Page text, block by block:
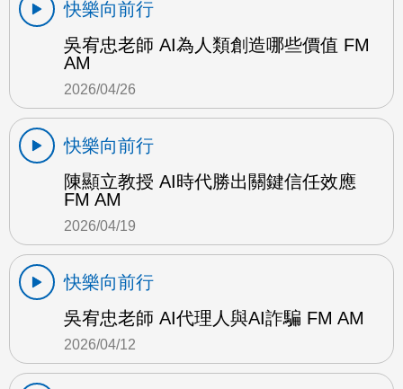
快樂向前行
吳宥忠老師 AI為人類創造哪些價值 FM
AM
2026/04/26
快樂向前行
陳顯立教授 AI時代勝出關鍵信任效應
FM AM
2026/04/19
快樂向前行
吳宥忠老師 AI代理人與AI詐騙 FM AM
2026/04/12